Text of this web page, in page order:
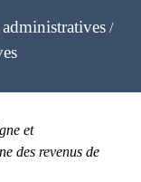
/
et
des revenus de